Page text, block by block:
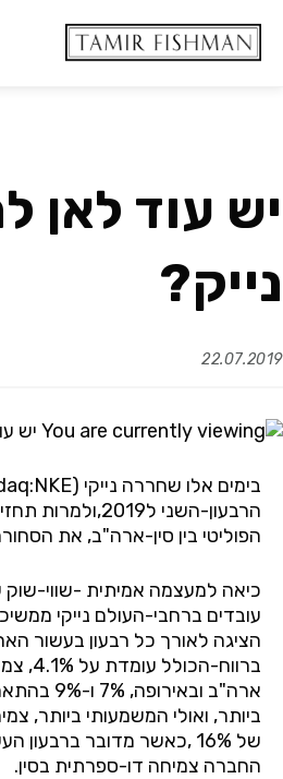
יש עוד לאן
נייק?
22.07.2019
הרבעון-השני
הפוליטי בין סין-ארה"ב, את
עובדים ברחבי-העולם נייקי
הציגה לאורך כל רבעון בעשור
ברווח-
ארה"ב
ביותר, ואולי המשמעותי ביותר,
של 16% ,כאשר מדובר
החברה צמיחה דו-ספרתית בסין.